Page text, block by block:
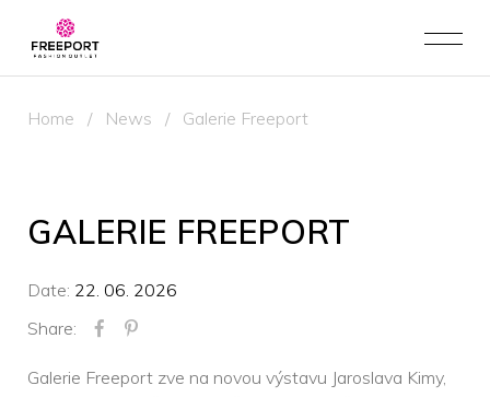
Home / News / Galerie Freeport
GALERIE FREEPORT
Date: 22. 06. 2026
Share:
Galerie Freeport zve na novou výstavu Jaroslava Kimy,